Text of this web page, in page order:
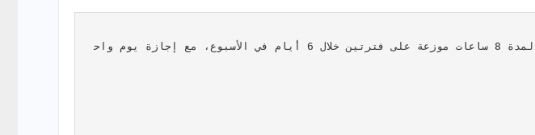
مسمى الوظيفة هو **مسؤول فرع**، وذلك ضمن ساعات عمل مرنة، حيث يعمل الموظف لمدة 8 ساعات موزعة على فترتين خلال 6 أيام في الأسبوع، مع إجازة يوم واح